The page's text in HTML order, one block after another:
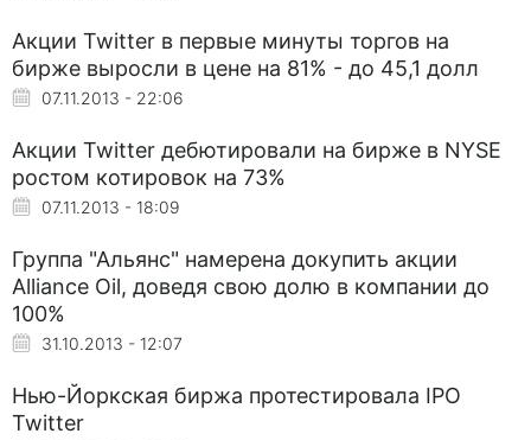
Акции Twitter в первые минуты торгов на
бирже выросли в цене на 81% - до 45,1 долл
07.11.2013 - 22:06
Акции Twitter дебютировали на бирже в NYSE
ростом котировок на 73%
07.11.2013 - 18:09
Группа "Альянс" намерена докупить акции
Alliance Oil, доведя свою долю в компании до
100%
31.10.2013 - 12:07
Нью-Йоркская биржа протестировала IPO
Twitter